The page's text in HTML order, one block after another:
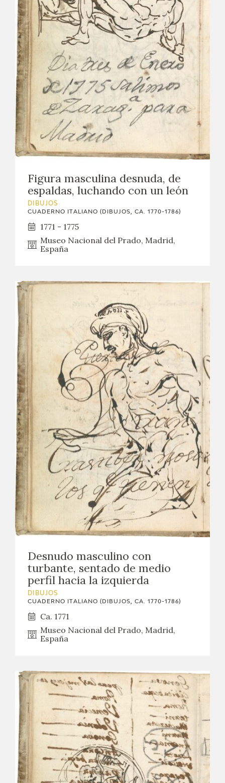
Figura masculina desnuda, de
espaldas, luchando con un león
DIBUJOS
CUADERNO ITALIANO (DIBUJOS, CA. 1770-1786)
1771 - 1775
Museo Nacional del Prado, Madrid,
España
Desnudo masculino con
turbante, sentado de medio
perfil hacia la izquierda
DIBUJOS
CUADERNO ITALIANO (DIBUJOS, CA. 1770-1786)
Ca. 1771
Museo Nacional del Prado, Madrid,
España